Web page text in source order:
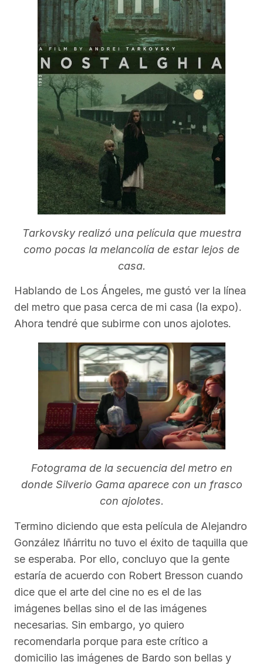
Tarkovsky realizó una película que muestra
como pocas la melancolía de estar lejos de
casa.
Hablando de Los Ángeles, me gustó ver la línea
del metro que pasa cerca de mi casa (la expo).
Ahora tendré que subirme con unos ajolotes.
Fotograma de la secuencia del metro en
donde Silverio Gama aparece con un frasco
con ajolotes.
Termino diciendo que esta película de Alejandro
González Iñárritu no tuvo el éxito de taquilla que
se esperaba. Por ello, concluyo que la gente
estaría de acuerdo con Robert Bresson cuando
dice que el arte del cine no es el de las
imágenes bellas sino el de las imágenes
necesarias. Sin embargo, yo quiero
recomendarla porque para este crítico a
domicilio las imágenes de Bardo son bellas y